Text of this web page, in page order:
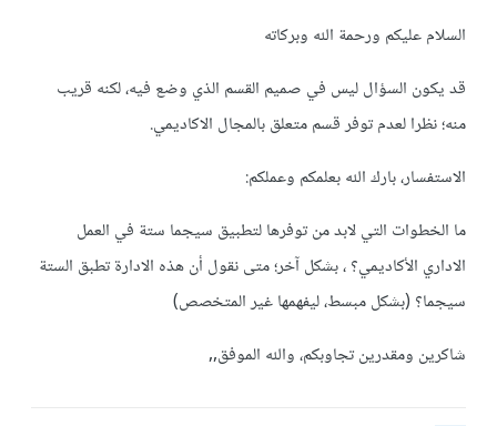
السلام عليكم ورحمة الله وبركاته
قد يكون السؤال ليس في صميم القسم الذي وضع فيه، لكنه قريب
منه؛ نظرا لعدم توفر قسم متعلق بالمجال الاكاديمي.
الاستفسار، بارك الله بعلمكم وعملكم:
ما الخطوات التي لابد من توفرها لتطبيق سيجما ستة في العمل
الاداري الأكاديمي؟ ، بشكل آخر؛ متى نقول أن هذه الادارة تطبق الستة
سيجما؟ (بشكل مبسط، ليفهمها غير المتخصص)
شاكرين ومقدرين تجاوبكم، والله الموفق,,